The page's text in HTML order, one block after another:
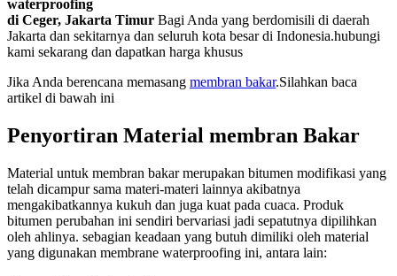
waterproofing
di Ceger, Jakarta Timur Bagi Anda yang berdomisili di daerah
Jakarta dan sekitarnya dan seluruh kota besar di Indonesia.hubungi
kami sekarang dan dapatkan harga khusus
Jika Anda berencana memasang membran bakar.Silahkan baca
artikel di bawah ini
Penyortiran Material membran Bakar
Material untuk membran bakar merupakan bitumen modifikasi yang
telah dicampur sama materi-materi lainnya akibatnya
mengakibatkannya kukuh dan juga kuat pada cuaca. Produk
bitumen perubahan ini sendiri bervariasi jadi sepatutnya dipilihkan
oleh ahlinya. sebagian keadaan yang butuh dimiliki oleh material
yang digunakan membrane waterproofing ini, antara lain: